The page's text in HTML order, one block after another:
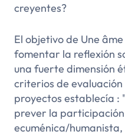
creyentes?
El objetivo de Une
fomentar la reflexión
una fuerte dimensión
criterios de
proyectos establecía :
prever la
ecuménica/